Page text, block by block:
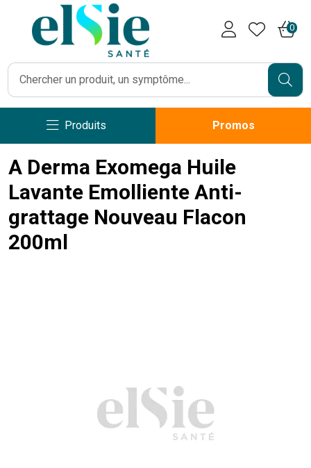
0
Produits Promos
A Derma Exomega Huile
Lavante Emolliente Anti-
grattage Nouveau Flacon
200ml